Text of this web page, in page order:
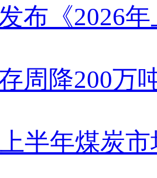
布《2026
周降200万
半年煤炭